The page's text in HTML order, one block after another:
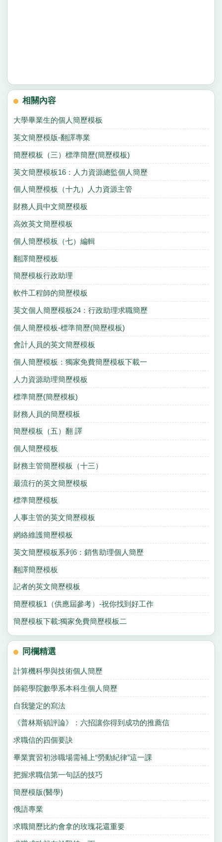
相關內容
大學畢業生的個人簡歷模板
英文簡歷模版-翻譯專業
簡歷模板（三）標準簡歷(簡歷模板)
英文簡歷模板16：人力資源總監個人簡歷
個人簡歷模板（十九）人力資源主管
財務人員中文簡歷模板
高效英文簡歷模板
個人簡歷模板（七）編輯
翻譯簡歷模板
簡歷模板行政助理
軟件工程師的簡歷模板
英文個人簡歷模板24：行政助理求職簡歷
個人簡歷模板-標準簡歷(簡歷模板)
會計人員的英文簡歷模板
個人簡歷模板：獨家免費簡歷模板下載一
人力資源助理簡歷模板
標準簡歷(簡歷模板)
財務人員的簡歷模板
簡歷模板（五）翻 譯
個人簡歷模板
財務主管簡歷模板（十三）
最流行的英文簡歷模板
標準簡歷模板
人事主管的英文簡歷模板
網絡維護簡歷模板
英文簡歷模板系列6：銷售助理個人簡歷
翻譯簡歷模板
記者的英文簡歷模板
簡歷模板1（供應屆參考）-祝你找到好工作
簡歷模板下載:獨家免費簡歷模板二
同欄精選
計算機科學與技術個人簡歷
師範學院數學系本科生個人簡歷
自我鑒定的寫法
《普林斯頓評論》：六招讓你得到成功的推薦信
求職信的四個要訣
畢業實習初涉職場需補上“勞動紀律”這一課
把握求職信第一句話的技巧
簡歷模版(醫學)
俄語專業
求職簡歷比約會拿的玫瑰花還重要